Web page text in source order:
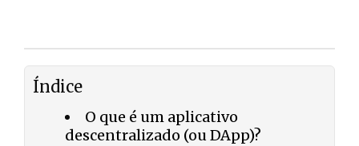
Índice
O que é um aplicativo
descentralizado (ou DApp)?